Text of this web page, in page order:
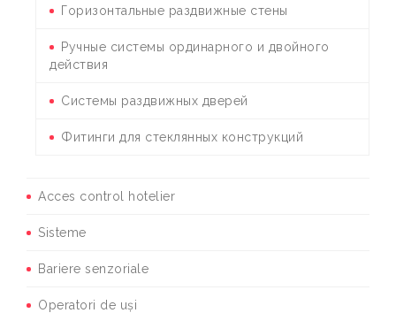
Горизонтальные раздвижные стены
Ручные системы ординарного и двойного
действия
Системы раздвижных дверей
Фитинги для стеклянных конструкций
Acces control hotelier
Sisteme
Bariere senzoriale
Operatori de uși